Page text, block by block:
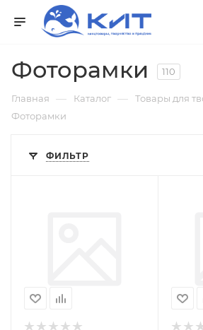
Фоторамки 110
Главная — Каталог — Товары для
Фоторамки
ФИЛЬТР